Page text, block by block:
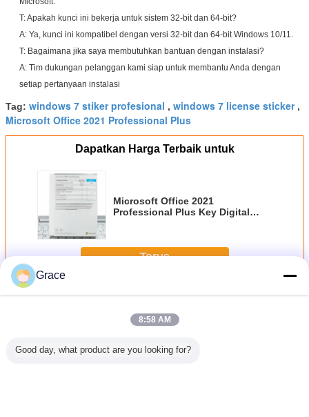
T: Apakah kunci ini bekerja untuk sistem 32-bit dan 64-bit?
A: Ya, kunci ini kompatibel dengan versi 32-bit dan 64-bit Windows 10/11.
T: Bagaimana jika saya membutuhkan bantuan dengan instalasi?
A: Tim dukungan pelanggan kami siap untuk membantu Anda dengan
setiap pertanyaan instalasi
Tag: windows 7 stiker profesional , windows 7 license sticker,
Microsoft Office 2021 Professional Plus
Dapatkan Harga Terbaik untuk
Microsoft Office 2021
Professional Plus Key Digital
Terus
LebihLisensi Microsoft Office 2021
Grace
8:58 AM
Good day, what product are you looking for?